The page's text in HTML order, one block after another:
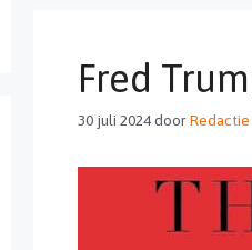
Fred
30 juli 2024doorRedactie